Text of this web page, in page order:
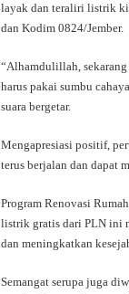
layak dan teraliri listrik
dan Kodim 0824/Jember.
“Alhamdulillah,
harus pakai sumbu
suara bergetar.
Mengapresiasi positif,
terus berjalan dan dapat
Program Renovasi
listrik gratis dari PLN ini
dan meningkatkan
Semangat serupa juga